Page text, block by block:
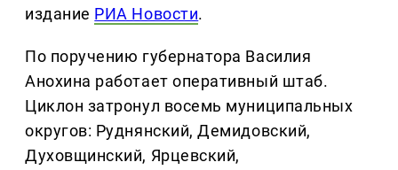
издание РИА Новости.
По поручению губернатора Василия
Анохина работает оперативный штаб.
Циклон затронул восемь муниципальных
округов: Руднянский, Демидовский,
Духовщинский, Ярцевский,